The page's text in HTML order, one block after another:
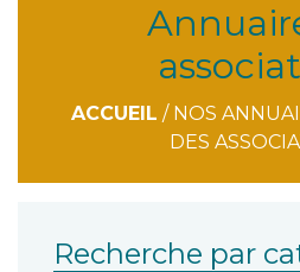
ACCUEIL / NOS
DES
Recherche par